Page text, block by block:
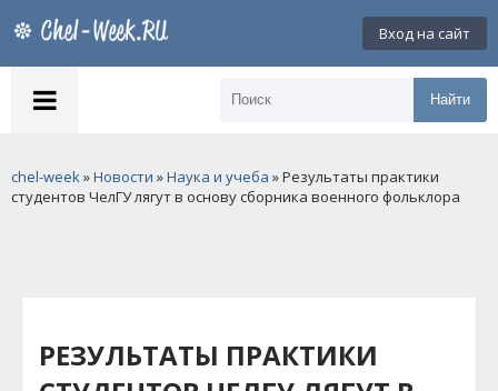
Вход на сайт
Найти
chel-week»Новости »Наука и учеба » Результаты практики
студентов ЧелГУ лягут в основу сборника военного фольклора
РЕЗУЛЬТАТЫ ПРАКТИКИ